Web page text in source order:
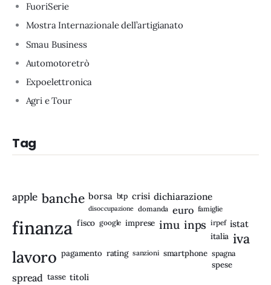
FuoriSerie
Mostra Internazionale dell’artigianato
Smau Business
Automotoretrò
Expoelettronica
Agri e Tour
Tag
apple banche borsa btp crisi dichiarazione
disoccupazione domanda euro famiglie
finanza fisco google imprese imu inps irpef istat
italia iva
lavoro pagamento rating sanzioni smartphone spagna
spese
spread tasse titoli